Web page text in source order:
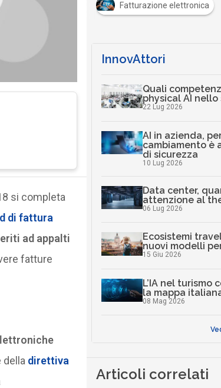
si completa
di fattura
ad appalti
fatture
della direttiva
Documenti digitali Fatturazione elettronica
InnovAttori
Quali
physical AI nello
22 Lug 2026
AI in azienda,
cambiamento è
di sicurezza
10 Lug 2026
Data center,
attenzione al
06 Lug 2026
Ecosistemi
nuovi modelli
15 Giu 2026
L’IA nel turismo
la mappa
08 Mag 2026
Articoli correlati